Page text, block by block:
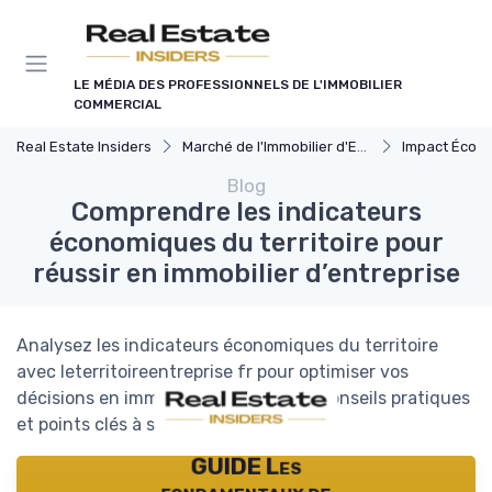
LE MÉDIA DES PROFESSIONNELS DE L'IMMOBILIER
COMMERCIAL
Real Estate Insiders Marché de l'Immobilier d'Entreprise Impact
Blog
Comprendre les indicateurs
économiques du territoire pour
réussir en immobilier d’entreprise
Analysez les indicateurs économiques du territoire
avec leterritoireentreprise fr pour optimiser vos
décisions en immobilier commercial. Conseils pratiques
et points clés à surveiller.
GUIDE Les